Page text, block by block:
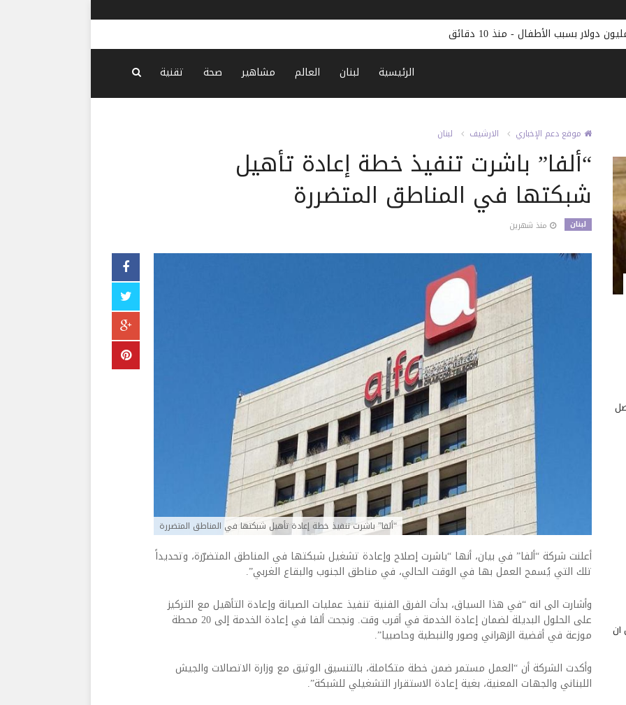
- منذ 10 دقائق
الرئيسية لبنان العالم مشاهير صحة تقنية
موقع دعم الإخباري الارشيف لبنان
“ألفا” باشرت تنفيذ خطة إعادة تأهيل
شبكتها في المناطق المتضررة
لبنان منذ شهرين
“ألفا” باشرت تنفيذ خطة إعادة تأهيل شبكتها في المناطق المتضررة
أعلنت شركة “ألفا” في بيان، أنها “باشرت إصلاح وإعادة تشغيل شبكتها في المناطق المتضرّرة، وتحديداً
تلك التي يُسمح العمل بها في الوقت الحالي، في مناطق الجنوب والبقاع الغربي”.
وأشارت الى انه “في هذا السياق، بدأت الفرق الفنية تنفيذ عمليات الصيانة وإعادة التأهيل مع التركيز
على الحلول البديلة لضمان إعادة الخدمة في أقرب وقت. ونجحت ألفا في إعادة الخدمة إلى 20 محطة
موزعة في أقضية الزهراني وصور والنبطية وحاصبيا”.
وأكدت الشركة أن “العمل مستمر ضمن خطة متكاملة، بالتنسيق الوثيق مع وزارة الاتصالات والجيش
اللبناني والجهات المعنية، بغية إعادة الاستقرار التشغيلي للشبكة”.
أن